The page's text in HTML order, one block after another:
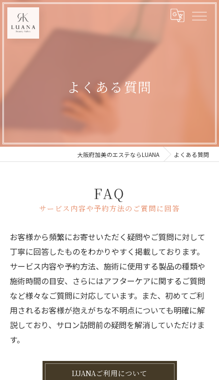
よくある質問
大阪府加美のエステならLUANA よくある質問
サービス内容や予約方法のご質問に回答
FAQ
お客様から頻繁にお寄せいただく疑問やご質問に対して
丁寧に回答したものをわかりやすく掲載しております。
サービス内容や予約方法、施術に使用する製品の種類や
施術時間の目安、さらにはアフターケアに関するご質問
など様々なご質問に対応しています。また、初めてご利
用されるお客様が抱えがちな不明点についても明確に解
説しており、サロン訪問前の疑問を解消していただけま
す。
LUANAご利用について